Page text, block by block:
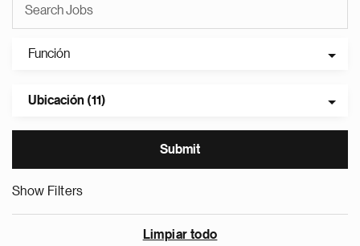
Función
Ubicación (11)
Show Filters
Limpiar todo